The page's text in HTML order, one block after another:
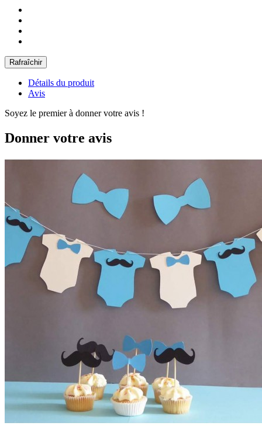
Détails du produit
Avis
Soyez le premier à donner votre avis !
Donner votre avis